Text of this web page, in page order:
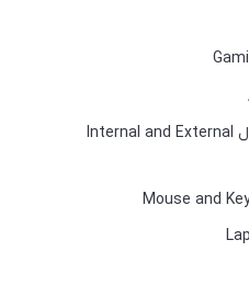
هارد اینترنال و اکسترنال Internal and External